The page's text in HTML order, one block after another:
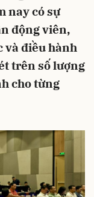
nay có sự
động viên,
và điều hành
trên số lượng
cho từng